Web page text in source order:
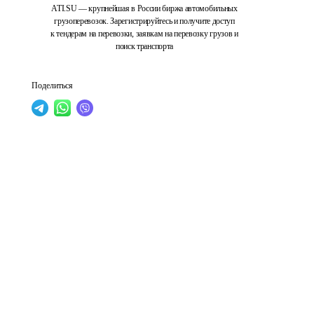
ATI.SU — крупнейшая в России биржа автомобильных
грузоперевозок. Зарегистрируйтесь и получите доступ
к тендерам на перевозки, заявкам на перевозку грузов и
поиск транспорта
Поделиться